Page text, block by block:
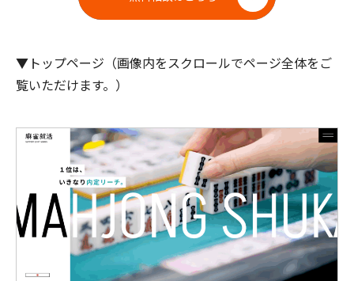
▼トップページ（画像内をスクロールでページ全体をご
覧いただけます。）